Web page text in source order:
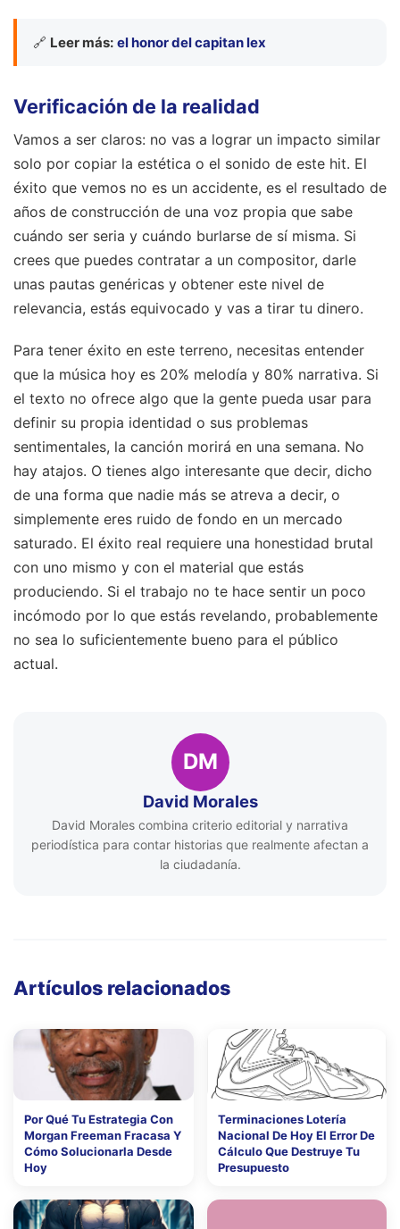
🔗 Leer más: el honor del capitan lex
Verificación de la realidad
Vamos a ser claros: no vas a lograr un impacto similar
solo por copiar la estética o el sonido de este hit. El
éxito que vemos no es un accidente, es el resultado de
años de construcción de una voz propia que sabe
cuándo ser seria y cuándo burlarse de sí misma. Si
crees que puedes contratar a un compositor, darle
unas pautas genéricas y obtener este nivel de
relevancia, estás equivocado y vas a tirar tu dinero.
Para tener éxito en este terreno, necesitas entender
que la música hoy es 20% melodía y 80% narrativa. Si
el texto no ofrece algo que la gente pueda usar para
definir su propia identidad o sus problemas
sentimentales, la canción morirá en una semana. No
hay atajos. O tienes algo interesante que decir, dicho
de una forma que nadie más se atreva a decir, o
simplemente eres ruido de fondo en un mercado
saturado. El éxito real requiere una honestidad brutal
con uno mismo y con el material que estás
produciendo. Si el trabajo no te hace sentir un poco
incómodo por lo que estás revelando, probablemente
no sea lo suficientemente bueno para el público
actual.
DM
David Morales
David Morales combina criterio editorial y narrativa
periodística para contar historias que realmente afectan a
la ciudadanía.
Artículos relacionados
Por Qué Tu Estrategia Con
Morgan Freeman Fracasa Y
Cómo Solucionarla Desde
Hoy
Terminaciones Lotería
Nacional De Hoy El Error De
Cálculo Que Destruye Tu
Presupuesto